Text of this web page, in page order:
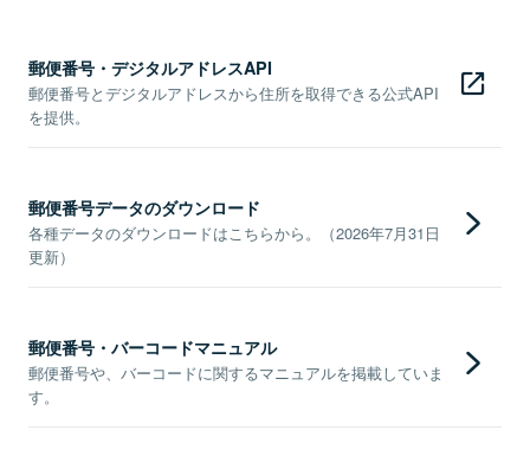
郵便番号・デジタルアドレスAPI
郵便番号とデジタルアドレスから住所を取得できる公式API
を提供。
郵便番号データのダウンロード
各種データのダウンロードはこちらから。（2026年7月31日
更新）
郵便番号・バーコードマニュアル
郵便番号や、バーコードに関するマニュアルを掲載していま
す。